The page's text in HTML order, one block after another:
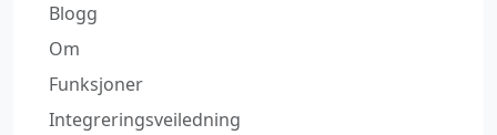
Blogg
Om
Funksjoner
Integreringsveiledning